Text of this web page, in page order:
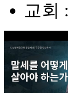
교회